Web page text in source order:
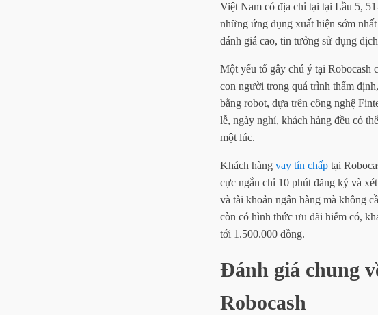
Việt Nam có địa chỉ tại tại Lầu 5,
những ứng dụng xuất hiện sớm
đánh giá cao, tin tưởng sử dụng
Một yếu tố gây chú ý tại Robocash
con người trong quá trình thẩm
bằng robot, dựa trên công nghệ
lễ, ngày nghỉ, khách hàng đều có
một lúc.
Khách hàng vay tín chấp tại
cực ngắn chỉ 10 phút đăng ký và
và tài khoản ngân hàng mà không
còn có hình thức ưu đãi hiếm có,
tới 1.500.000 đồng.
Đánh giá chung
Robocash